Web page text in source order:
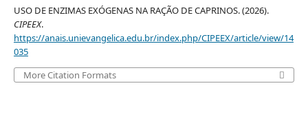
USO DE ENZIMAS EXÓGENAS NA RAÇÃO DE CAPRINOS. (2026).
CIPEEX.
https://anais.unievangelica.edu.br/index.php/CIPEEX/article/view/14
035
More Citation Formats